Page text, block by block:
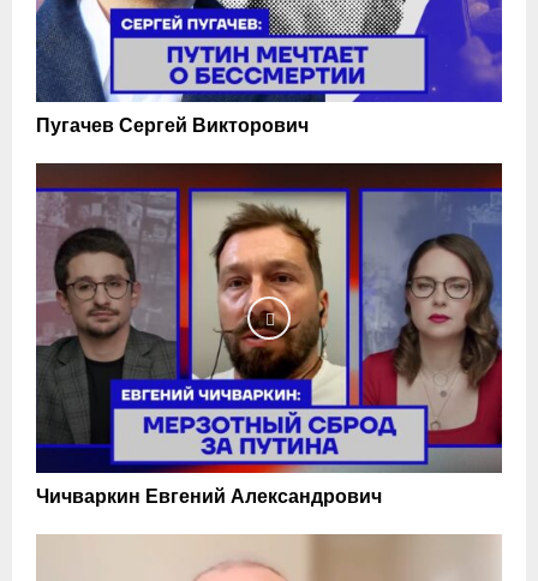
Пугачев Сергей Викторович
Чичваркин Евгений Александрович